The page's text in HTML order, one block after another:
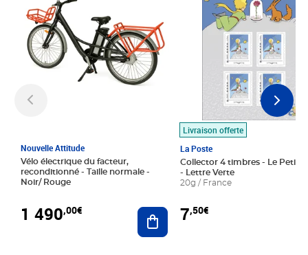
Nouvelle Attitude
Vélo électrique du facteur,
reconditionné - Taille normale -
Noir/ Rouge
1 490,00€ Ajouter au panier
Livraison offerte
La Poste
Collector 4 timbres - Le Petit
- Lettre Verte
20g / France
7,50€